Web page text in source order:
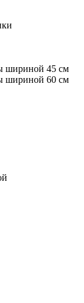
шириной 45 см
шириной 60 см